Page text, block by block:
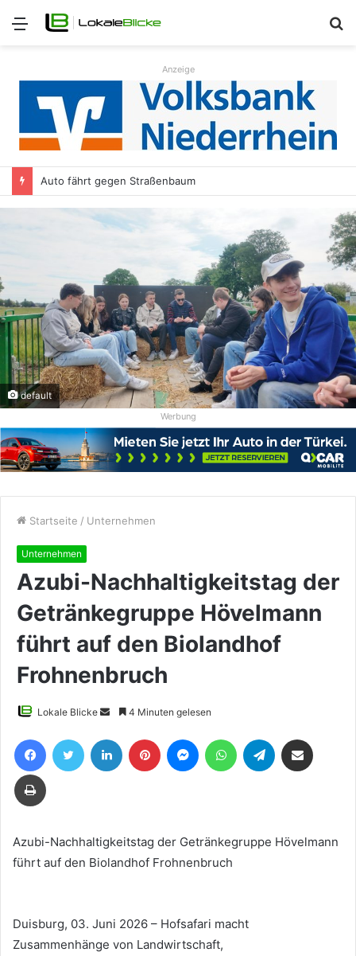
Menü
Anzeige
Auto fährt gegen Straßenbaum
default
Werbung
Startseite / Unternehmen
Unternehmen
Azubi-Nachhaltigkeitstag der
Getränkegruppe Hövelmann
führt auf den Biolandhof
Frohnenbruch
Lokale Blicke
Sende
eine
E-
4 Minuten gelesen
FacebookTwitter LinkedIn Pinterest MessengerWhatsAppTelegram
Drucken
Azubi-Nachhaltigkeitstag der Getränkegruppe Hövelmann
führt auf den Biolandhof Frohnenbruch
Duisburg, 03. Juni 2026 – Hofsafari macht
Zusammenhänge von Landwirtschaft,